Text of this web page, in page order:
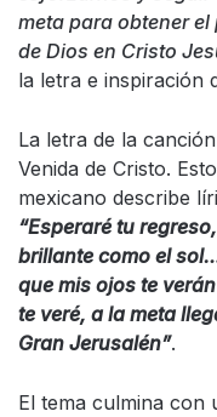
meta para obtener
de Dios en Cristo
la letra e inspiración
La letra de la
Venida de Cristo.
mexicano describe
“Esperaré tu
brillante como el
que mis ojos te
te veré, a la meta
Gran Jerusalén”.
El tema culmina con